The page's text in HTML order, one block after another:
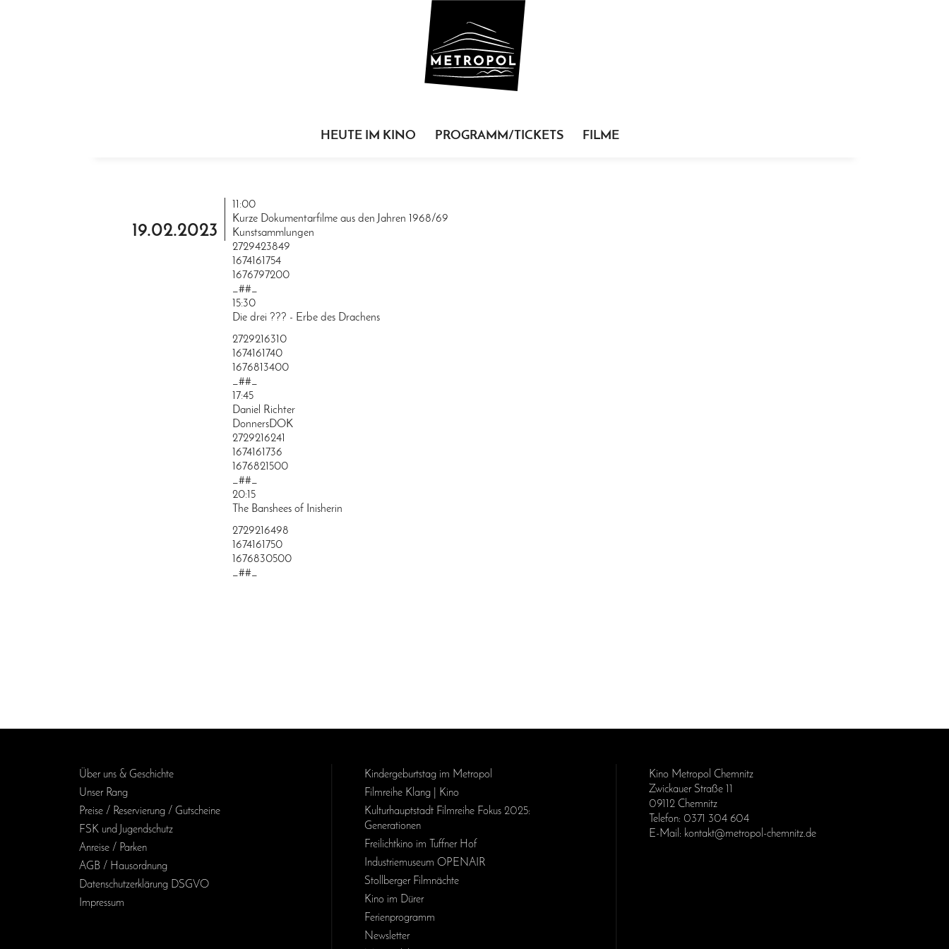
HEUTE IM KINO PROGRAMM/TICKETS FILME
19.02.2023
11:00
Kurze Dokumentarfilme aus den Jahren 1968/69
Kunstsammlungen
2729423849
1674161754
1676797200
_##_
15:30
Die drei ??? - Erbe des Drachens
2729216310
1674161740
1676813400
_##_
17:45
Daniel Richter
DonnersDOK
2729216241
1674161736
1676821500
_##_
20:15
The Banshees of Inisherin
2729216498
1674161750
1676830500
_##_
Über uns & Geschichte
Unser Rang
Preise / Reservierung / Gutscheine
FSK und Jugendschutz
Anreise / Parken
AGB / Haus­ordnung
Daten­schutz­erklärung DSGVO
Impressum
Kinder­geburts­tag im Metropol
Filmreihe Klang | Kino
Kulturhauptstadt Filmreihe Fokus 2025:
Generationen
Freilichtkino im Tuffner Hof
Industriemuseum OPENAIR
Stollberger Filmnächte
Kino im Dürer
Ferienprogramm
Newsletter
Kino Metropol Chemnitz
Zwickauer Straße 11
09112 Chemnitz
Telefon: 0371 304 604
E-Mail: kontakt@metropol-chemnitz.de